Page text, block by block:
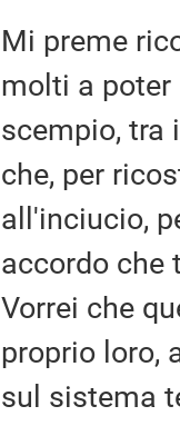
Mi preme
molti a poter
scempio, tra
che, per
all'inciucio,
accordo che
Vorrei che
proprio loro,
sul sistema